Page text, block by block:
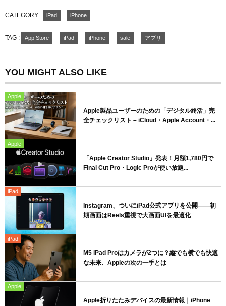
CATEGORY : iPad iPhone
TAG : App Store iPad iPhone sale アプリ
YOU MIGHT ALSO LIKE
Apple
Apple製品ユーザーのための「デジタル終活」完
全チェックリスト – iCloud・Apple Account・...
Apple
「Apple Creator Studio」発表！月額1,780円で
Final Cut Pro・Logic Proが使い放題...
iPad
Instagram、ついにiPad公式アプリを公開——初
期画面はReels重視で大画面UIを最適化
iPad
M5 iPad Proはカメラが2つに？縦でも横でも快適
な未来、Appleの次の一手とは
Apple
Apple折りたたみデバイスの最新情報｜iPhone